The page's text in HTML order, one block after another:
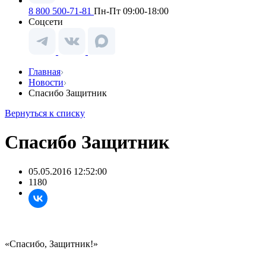
8 800 500-71-81 Пн-Пт 09:00-18:00
Соцсети
Главная
Новости
Спасибо Защитник
Вернуться к списку
Спасибо Защитник
05.05.2016 12:52:00
1180
«Спасибо, Защитник!»